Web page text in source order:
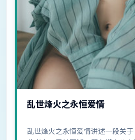
乱世烽火之永恒爱情
乱世烽火之永恒爱情讲述一段关